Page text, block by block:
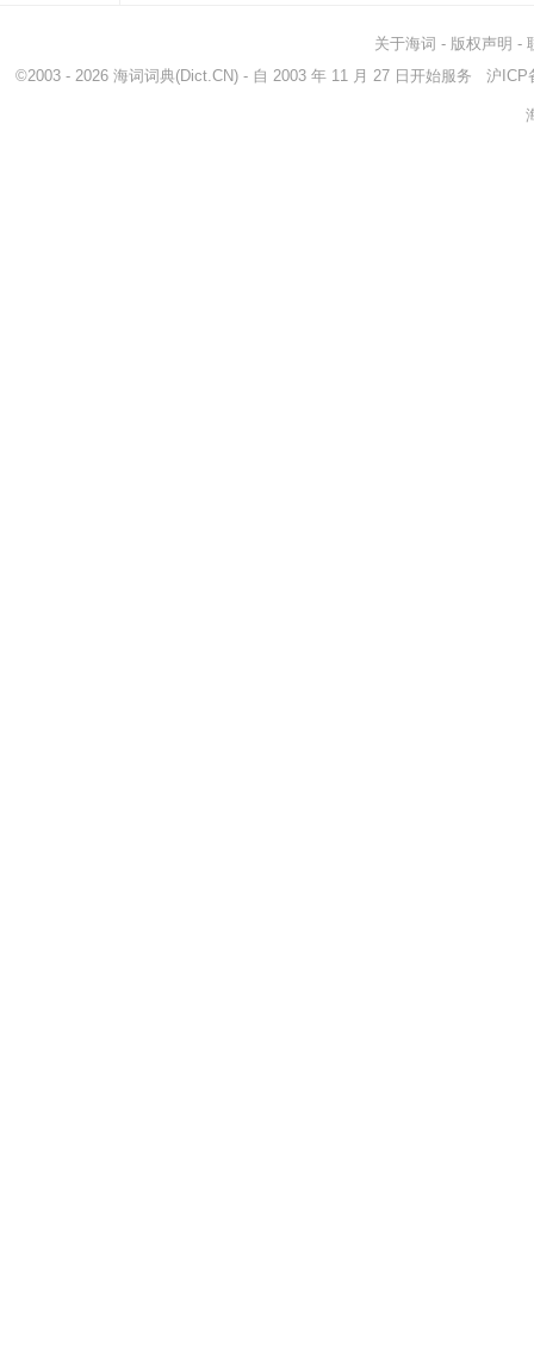
关于海词 - 版权声明 -
©2003 - 2026 海词词典(Dict.CN) - 自 2003 年 11 月 27 日开始服务 沪ICP